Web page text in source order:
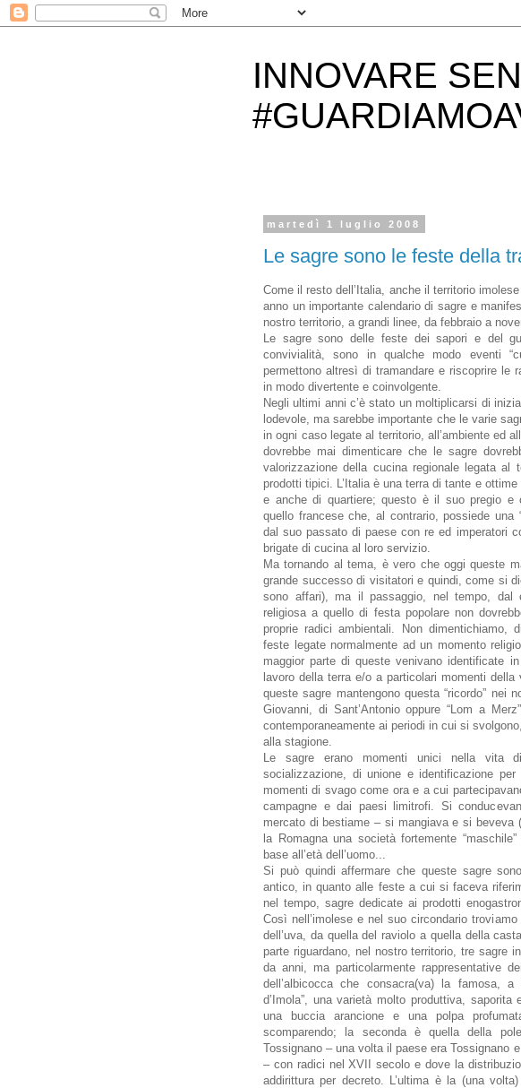
INNOVARE
martedì 1 luglio 2008
Le sagre sono le feste della
Come il resto dell’Italia, anche il territorio
anno un importante calendario di sagre e
nostro territorio, a grandi linee, da febbraio a
Le sagre sono delle feste dei sapori e del
convivialità, sono in qualche modo eventi
permettono altresì di tramandare e riscoprire le
in modo divertente e coinvolgente.
Negli ultimi anni c’è stato un moltiplicarsi di
lodevole, ma sarebbe importante che le varie
in ogni caso legate al territorio, all’ambiente ed
dovrebbe mai dimenticare che le sagre
valorizzazione della cucina regionale legata al
prodotti tipici. L’Italia è una terra di tante e
e anche di quartiere; questo è il suo pregio e
quello francese che, al contrario, possiede una
dal suo passato di paese con re ed imperatori
brigate di cucina al loro servizio.
Ma tornando al tema, è vero che oggi queste
grande successo di visitatori e quindi, come si
sono affari), ma il passaggio, nel tempo, dal
religiosa a quello di festa popolare non
proprie radici ambientali. Non dimentichiamo,
feste legate normalmente ad un momento
maggior parte di queste venivano identificate
lavoro della terra e/o a particolari momenti
queste sagre mantengono questa “ricordo” nei
Giovanni, di Sant’Antonio oppure “Lom a
contemporaneamente ai periodi in cui si
alla stagione.
Le sagre erano momenti unici nella vita
socializzazione, di unione e identificazione
momenti di svago come ora e a cui
campagne e dai paesi limitrofi. Si
mercato di bestiame – si mangiava e si
la Romagna una società fortemente
base all’età dell’uomo...
Si può quindi affermare che queste sagre
antico, in quanto alle feste a cui si faceva
nel tempo, sagre dedicate ai prodotti
Così nell’imolese e nel suo circondario
dell’uva, da quella del raviolo a quella della
parte riguardano, nel nostro territorio, tre sagre
da anni, ma particolarmente rappresentative
dell’albicocca che consacra(va) la famosa,
d’Imola”, una varietà molto produttiva,
una buccia arancione e una polpa
scomparendo; la seconda è quella della
Tossignano – una volta il paese era Tossignano
– con radici nel XVII secolo e dove la
addirittura per decreto. L’ultima è la (una